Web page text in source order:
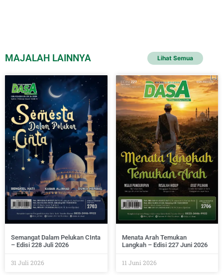
MAJALAH LAINNYA Lihat Semua
Semangat Dalam Pelukan CInta
– Edisi 228 Juli 2026
31 Juli 2026
Menata Arah Temukan
Langkah – Edisi 227 Juni 2026
11 Juni 2026